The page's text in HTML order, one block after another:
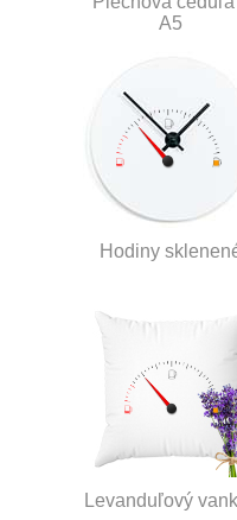
A5
Hodiny
Levanduľový